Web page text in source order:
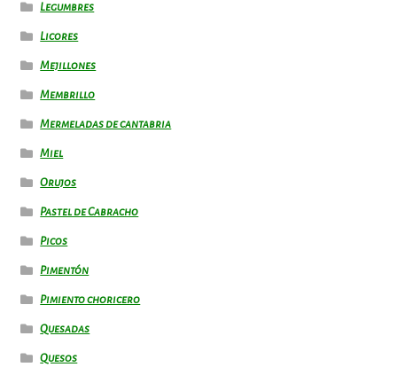
Legumbres
Licores
Mejillones
Membrillo
Mermeladas de cantabria
Miel
Orujos
Pastel de Cabracho
Picos
Pimentón
Pimiento choricero
Quesadas
Quesos